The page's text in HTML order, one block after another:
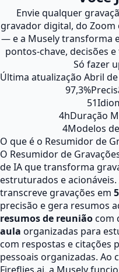
Envie qualquer
gravador digital, do
— e a Musely transforma
pontos-chave, decisões
Só fazer
Última atualização Abril
97,3%
51
4hDuração
4Modelos
O que é o Resumidor de
O Resumidor de
de IA que transforma
estruturados e
transcreve gravações em
precisão e gera resumos
resumos de reuniãocom
aula organizadas para
com respostas e citações
pessoais organizadas. Ao